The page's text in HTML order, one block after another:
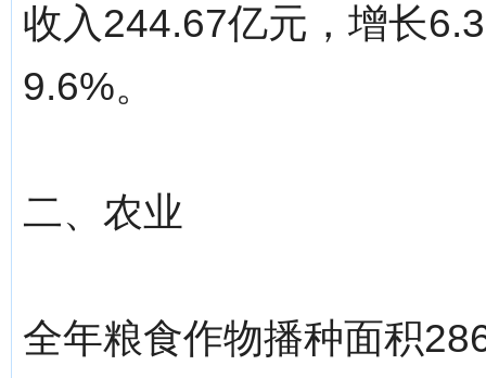
收入244.67亿元，增长
9.6%。
二、农业
全年粮食作物播种面积